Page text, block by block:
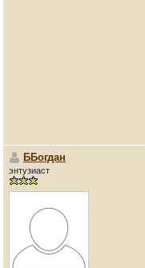
ББогдан
энтузиаст